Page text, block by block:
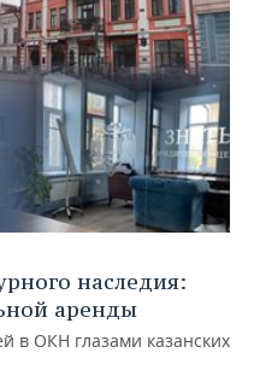
наследия:
аренды
в ОКН глазами казанских